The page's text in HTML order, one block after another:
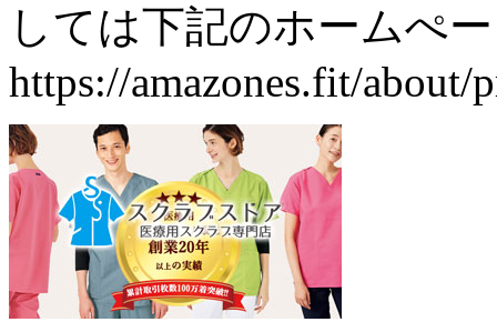
しては下記のホームぺ
https://amazones.fit/about/